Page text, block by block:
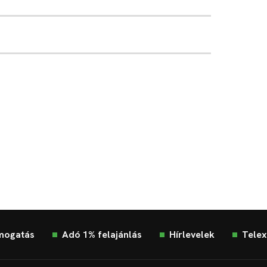
Adó 1% felajánlás Hírlevelek